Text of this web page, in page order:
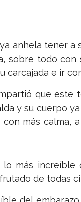
anhela tener a
sobre todo
carcajada e ir
que este
y su cuerpo
más calma,
lo más
de todas